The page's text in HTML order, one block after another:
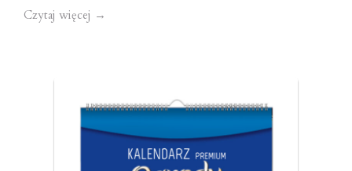
Czytaj więcej →